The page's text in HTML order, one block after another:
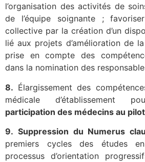
l’organisation des activités de
de l’équipe soignante ;
collective par la création d’un
lié aux projets d’amélioration de
prise en compte des
dans la nomination des
8. Élargissement des
médicale d’établissement
participation des médecins au
9. Suppression du Numerus
premiers cycles des études
processus d’orientation